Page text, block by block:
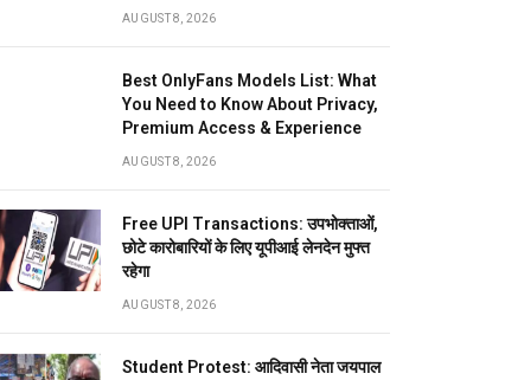
AUGUST 8, 2026
Best OnlyFans Models List: What
You Need to Know About Privacy,
Premium Access & Experience
AUGUST 8, 2026
Free UPI Transactions: उपभोक्ताओं,
छोटे कारोबारियों के लिए यूपीआई लेनदेन मुफ्त
रहेगा
AUGUST 8, 2026
Student Protest: आदिवासी नेता जयपाल